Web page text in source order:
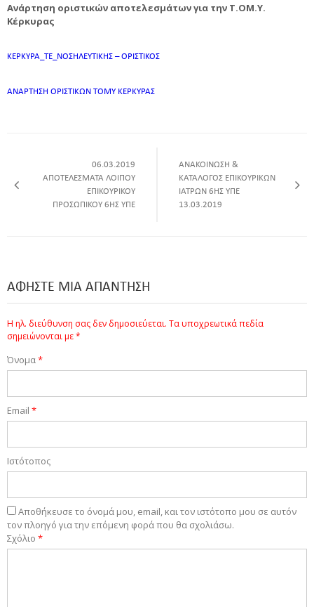
Ανάρτηση οριστικών αποτελεσμάτων για την Τ.ΟΜ.Υ.
Κέρκυρας
ΚΕΡΚΥΡΑ_ΤΕ_ΝΟΣΗΛΕΥΤΙΚΗΣ – ΟΡΙΣΤΙΚΟΣ
ΑΝΑΡΤΗΣΗ ΟΡΙΣΤΙΚΩΝ ΤΟΜΥ ΚΕΡΚΥΡΑΣ
06.03.2019
ΑΠΟΤΕΛΕΣΜΑΤΑ ΛΟΙΠΟΥ
ΕΠΙΚΟΥΡΙΚΟΥ
ΠΡΟΣΩΠΙΚΟΥ 6ΗΣ ΥΠΕ
ΑΝΑΚΟΙΝΩΣΗ &
ΚΑΤΑΛΟΓΟΣ ΕΠΙΚΟΥΡΙΚΩΝ
ΙΑΤΡΩΝ 6ΗΣ ΥΠΕ
13.03.2019
ΑΦΉΣΤΕ ΜΙΑ ΑΠΆΝΤΗΣΗ
Η ηλ. διεύθυνση σας δεν δημοσιεύεται. Τα υποχρεωτικά πεδία
σημειώνονται με*
Όνομα*
Email *
Ιστότοπος
Αποθήκευσε το όνομά μου, email, και τον ιστότοπο μου σε αυτόν
τον πλοηγό για την επόμενη φορά που θα σχολιάσω.
Σχόλιο *